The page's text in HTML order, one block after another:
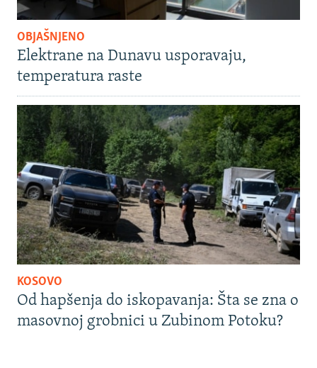
OBJAŠNJENO
Elektrane na Dunavu usporavaju,
temperatura raste
KOSOVO
Od hapšenja do iskopavanja: Šta se zna o
masovnoj grobnici u Zubinom Potoku?